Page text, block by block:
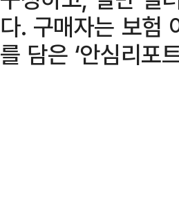
다. 구매자는 보험
를 담은 ‘안심리포